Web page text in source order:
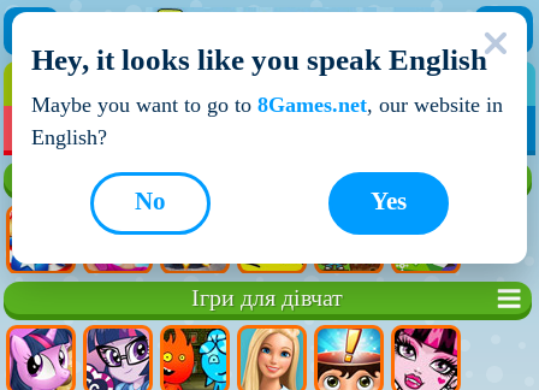
НОВІ ІГРИ
Ігри для дівчат
Hey, it looks like you speak English
Maybe you want to go to 8Games.net, our website in
English?
Yes
No